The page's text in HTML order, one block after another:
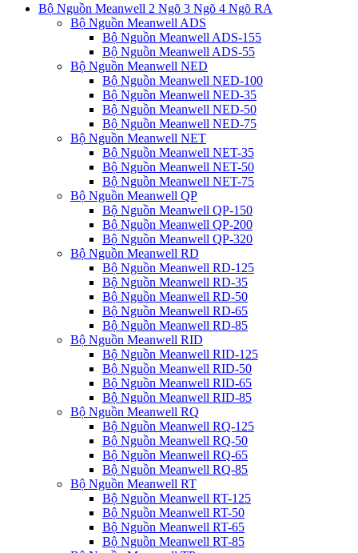
Bộ Nguồn Meanwell 2 Ngõ 3 Ngõ 4 Ngõ RA
Bộ Nguồn Meanwell ADS
Bộ Nguồn Meanwell ADS-155
Bộ Nguồn Meanwell ADS-55
Bộ Nguồn Meanwell NED
Bộ Nguồn Meanwell NED-100
Bộ Nguồn Meanwell NED-35
Bộ Nguồn Meanwell NED-50
Bộ Nguồn Meanwell NED-75
Bộ Nguồn Meanwell NET
Bộ Nguồn Meanwell NET-35
Bộ Nguồn Meanwell NET-50
Bộ Nguồn Meanwell NET-75
Bộ Nguồn Meanwell QP
Bộ Nguồn Meanwell QP-150
Bộ Nguồn Meanwell QP-200
Bộ Nguồn Meanwell QP-320
Bộ Nguồn Meanwell RD
Bộ Nguồn Meanwell RD-125
Bộ Nguồn Meanwell RD-35
Bộ Nguồn Meanwell RD-50
Bộ Nguồn Meanwell RD-65
Bộ Nguồn Meanwell RD-85
Bộ Nguồn Meanwell RID
Bộ Nguồn Meanwell RID-125
Bộ Nguồn Meanwell RID-50
Bộ Nguồn Meanwell RID-65
Bộ Nguồn Meanwell RID-85
Bộ Nguồn Meanwell RQ
Bộ Nguồn Meanwell RQ-125
Bộ Nguồn Meanwell RQ-50
Bộ Nguồn Meanwell RQ-65
Bộ Nguồn Meanwell RQ-85
Bộ Nguồn Meanwell RT
Bộ Nguồn Meanwell RT-125
Bộ Nguồn Meanwell RT-50
Bộ Nguồn Meanwell RT-65
Bộ Nguồn Meanwell RT-85